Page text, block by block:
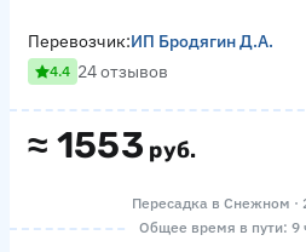
≈ 1553 руб.
Перевозчик:ИП Бродягин Д.А.
4.4 24 отзывов
Пересадка в Снежном ·
Общее время в пути: 9